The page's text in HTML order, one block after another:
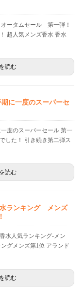
ータムセール 第一弾！
超人気メンズ香水 香水
読む
に一度のスーパーセ
度のスーパーセール 第一
した！ 引き続き第二弾ス
読む
ランキング メンズ
人気ランキング-メン
グメンズ第1位 アランド
読む